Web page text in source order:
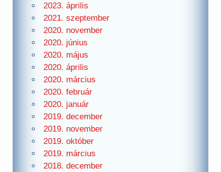
2023. április
2021. szeptember
2020. november
2020. június
2020. május
2020. április
2020. március
2020. február
2020. január
2019. december
2019. november
2019. október
2019. március
2018. december